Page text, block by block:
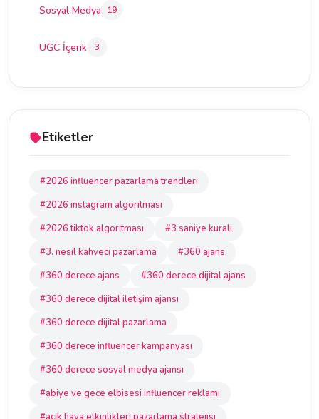
Sosyal Medya 19
UGC İçerik 3
Etiketler
#2026 influencer pazarlama trendleri
#2026 instagram algoritması
#2026 tiktok algoritması
#3 saniye kuralı
#3. nesil kahveci pazarlama
#360 ajans
#360 derece ajans
#360 derece dijital ajans
#360 derece dijital iletişim ajansı
#360 derece dijital pazarlama
#360 derece influencer kampanyası
#360 derece sosyal medya ajansı
#abiye ve gece elbisesi influencer reklamı